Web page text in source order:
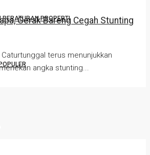
PERATURAN PROPERTI
Gerak Bareng Cegah Stunting
terus menunjukkan
angka stunting...